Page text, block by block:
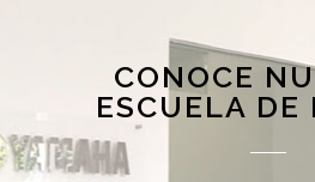
CONOCE
ESCUELA DE